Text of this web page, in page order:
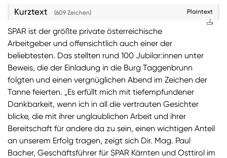
ausschließlich für Medienkontakte und nicht für
Zum Presseverteiler
Sie wollen Informationen über aktuelle Aktionen,
Produktneuheiten, attraktive Gewinnspiele uvm.
erhalten? Dann melden Sie sich zumSPAR
Newsletter an:
Zum SPAR Newsletter
Kurztext (609 Zeichen) Plaintext
SPAR ist der größte private österreichische
Arbeitgeber und offensichtlich auch einer der
beliebtesten. Das stellten rund 100 Jubilar:innen unter
Beweis, die der Einladung in die Burg Taggenbrunn
folgten und einen vergnüglichen Abend im Zeichen der
Tanne feierten. „Es erfüllt mich mit tiefempfundener
Dankbarkeit, wenn ich in all die vertrauten Gesichter
blicke, die mit ihrer unglaublichen Arbeit und ihrer
Bereitschaft für andere da zu sein, einen wichtigen Anteil
an unserem Erfolg tragen, zeigt sich Dir. Mag. Paul
Bacher, Geschäftsführer für SPAR Kärnten und Osttirol im